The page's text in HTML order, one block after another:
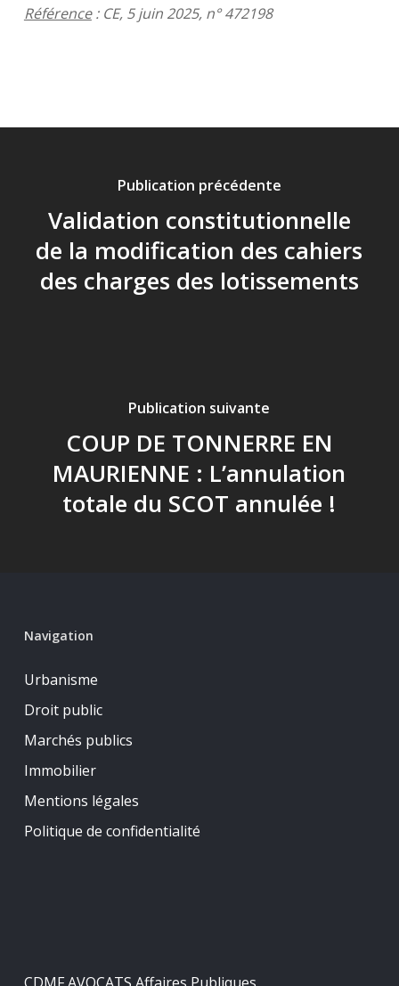
Référence: CE, 5 juin 2025, n° 472198
Publication précédente
Validation constitutionnelle
de la modification des cahiers
des charges des lotissements
Publication suivante
COUP DE TONNERRE EN
MAURIENNE : L’annulation
totale du SCOT annulée !
Navigation
Urbanisme
Droit public
Marchés publics
Immobilier
Mentions légales
Politique de confidentialité